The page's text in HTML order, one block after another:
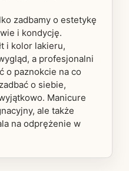
zadbamy o estetykę
i kondycję.
i kolor lakieru,
a profesjonalni
o paznokcie na co
o siebie,
Manicure
ale także
na odprężenie w